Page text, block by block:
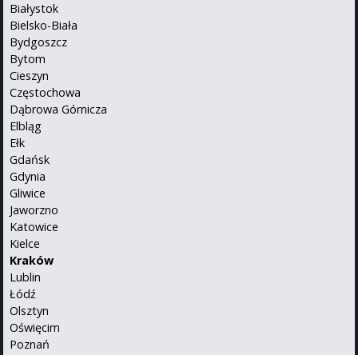
Białystok
Bielsko-Biała
Bydgoszcz
Bytom
Cieszyn
Częstochowa
Dąbrowa Górnicza
Elbląg
Ełk
Gdańsk
Gdynia
Gliwice
Jaworzno
Katowice
Kielce
Kraków
Lublin
Łódź
Olsztyn
Oświęcim
Poznań